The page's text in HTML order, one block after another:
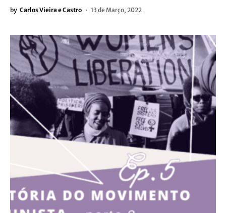
by Carlos Vieira e Castro 13 de Março, 2022